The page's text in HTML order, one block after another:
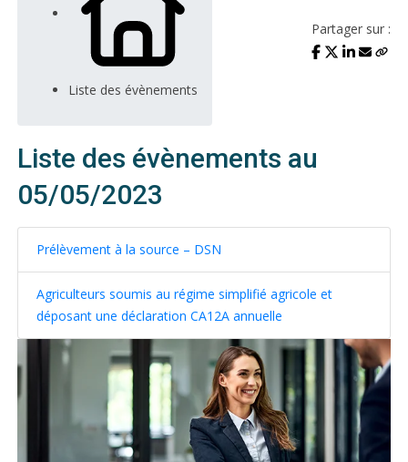
Liste des évènements
Partager sur :
Liste des évènements au
05/05/2023
Prélèvement à la source – DSN
Agriculteurs soumis au régime simplifié agricole et
déposant une déclaration CA12A annuelle